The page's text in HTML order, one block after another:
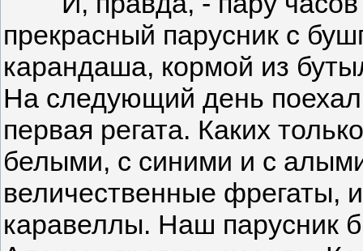
прекрасный парусник с
карандаша, кормой из
На следующий день
первая регата. Каких
белыми, с синими и с
величественные фрегаты,
каравеллы. Наш парусник